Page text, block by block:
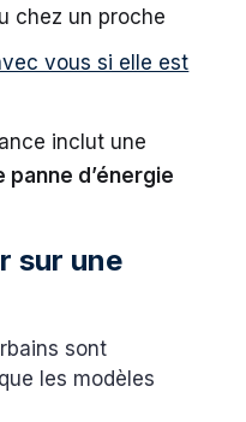
chez un proche
vous si elle est
inclut une
d’énergie
sur une
sont
les modèles